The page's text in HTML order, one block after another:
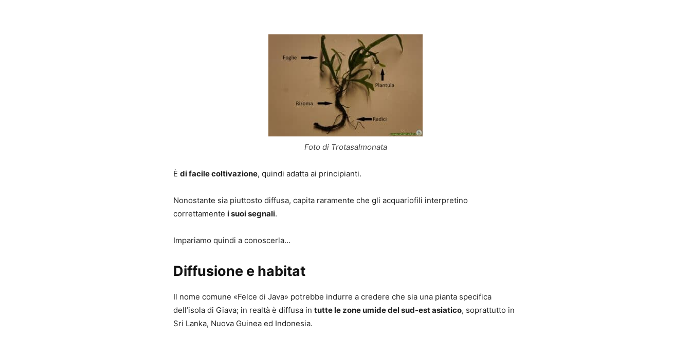
Foto di Trotasalmonata
È di facile coltivazione, quindi adatta ai principianti.
Nonostante sia piuttosto diffusa, capita raramente che gli acquariofili interpretino
correttamente i suoi segnali.
Impariamo quindi a conoscerla…
Diffusione e habitat
Il nome comune «Felce di Java» potrebbe indurre a credere che sia una pianta specifica
dell’isola di Giava; in realtà è diffusa in tutte le zone umide del sud-est asiatico, soprattutto in
Sri Lanka, Nuova Guinea ed Indonesia.